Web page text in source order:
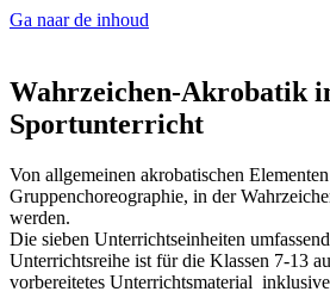
Ga naar de inhoud
Wahrzeichen-Akrobatik
Sportunterricht
Von allgemeinen akrobatischen
Gruppenchoreographie, in der
werden.
Die sieben Unterrichtseinheiten
Unterrichtsreihe ist für die Klassen 7-13
vorbereitetes Unterrichtsmaterial